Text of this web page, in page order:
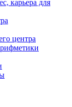
карьера для
центра